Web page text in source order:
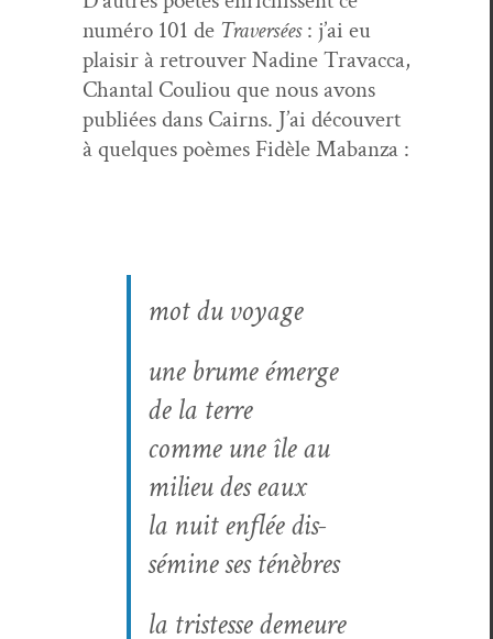
numéro 101 de Tra­ver­sées: j’ai eu
plaisir à retrou­ver Nadine Travac­ca,
Chan­tal Couliou que nous avons
pub­liées dans Cairns. J’ai décou­vert
à quelques poèmes Fidèle Mabanza :
mot du voyage
une brume émerge
de la terre
comme une île au
milieu des eaux
la nuit enflée dis­
sémine ses ténèbres
la tristesse demeure